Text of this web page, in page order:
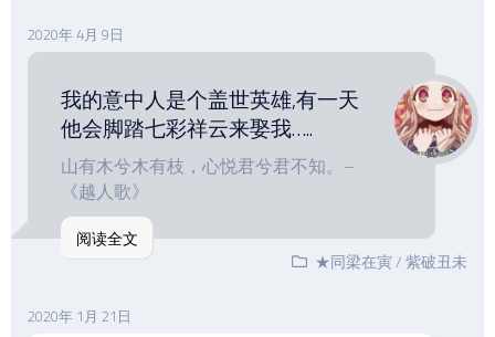
2020年 4月 9日
我的意中人是个盖世英雄,有一天
他会脚踏七彩祥云来娶我…..
山有木兮木有枝，心悦君兮君不知。–
《越人歌》
阅读全文
★同梁在寅/紫破丑未
2020年 1月 21日